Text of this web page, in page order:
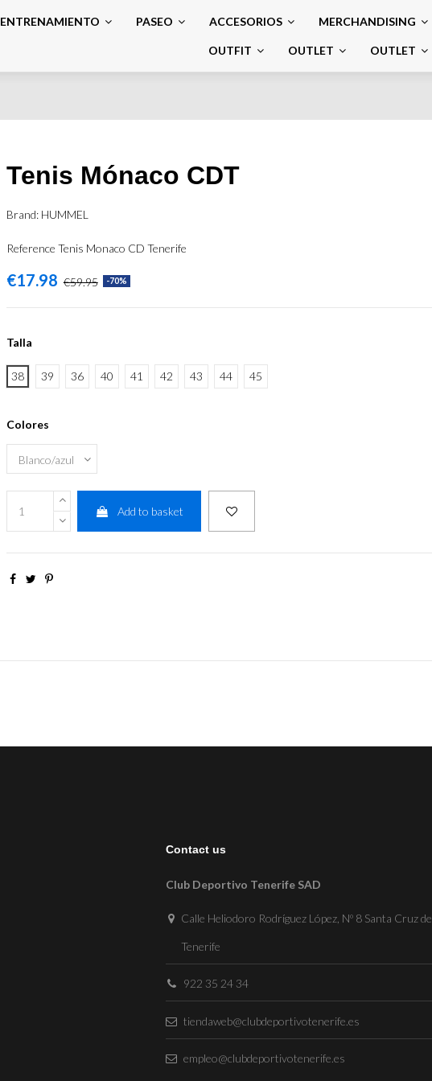
ENTRENAMIENTO PASEO ACCESORIOS MERCHANDISING
OUTFIT OUTLET OUTLET
Tenis Mónaco CDT
Brand: HUMMEL
Reference Tenis Monaco CD Tenerife
€17.98 €59.95 -70%
Talla
38 39 36 40 41 42 43 44 45
Colores
Add to basket
Contact us
Club Deportivo Tenerife SAD
Calle Heliodoro Rodríguez López, Nº 8 Santa Cruz de
Tenerife
922 35 24 34
tiendaweb@clubdeportivotenerife.es
empleo@clubdeportivotenerife.es